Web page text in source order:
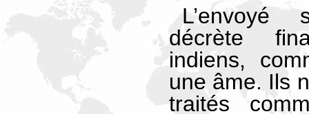
décrète
indiens,
une âme. Ils
traités